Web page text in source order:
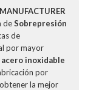
deSobrepresión
de
por mayor
inoxidable
por
la mejor